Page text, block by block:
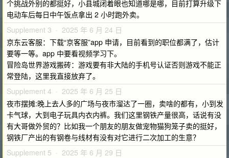
个挑战外别的都挺好，小县城闭着眼也知道哪是哪，目前打算升级下
电动车后每日中午饭点拿出 2 小时跑外卖。
Supplement 3 · 2025 年 6 月 24 日
京东云客服：下载“京客服”app 申请，目前看到的职位都满了，估计
要等一等。app 中要看视频学习下。
冒险岛世界游戏搬砖：游戏要有非大陆的手机号认证否则游戏不能正
常登陆，这里我直接放弃了。
Supplement 4 · 2025 年 6 月 25 日
夜市摆摊:晚上去人多的广场与夜市溜达了一圈，卖啥的都有，小到发
卡气球，大到电子玩具内衣内裤。我们这里钢铁产量很高，话说有没
有大哥做外贸的？比如我一个朋友的朋友做宠物猫狗笼子卖的挺好，
钢铁厂产出的有钢卷与线材有没有对它进行二次加工的生意？
Supplement 5 · 2025 年 6 月 29 日